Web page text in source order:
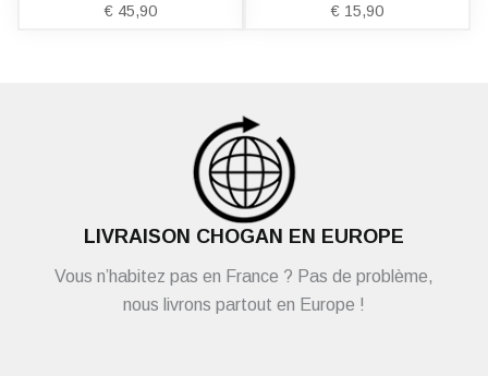
€ 45,90 € 15,90
LIVRAISON CHOGAN EN EUROPE
Vous n’habitez pas en France ? Pas de problème,
nous livrons partout en Europe !